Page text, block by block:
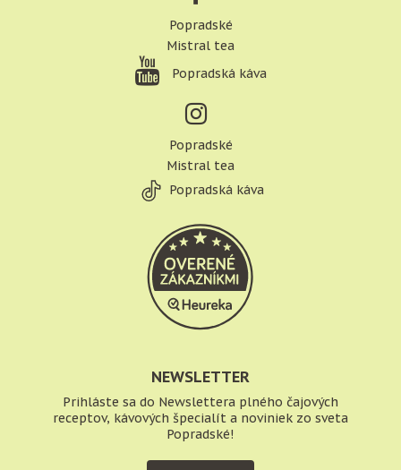
Popradské
Mistral tea
Popradská káva
Popradské
Mistral tea
Popradská káva
NEWSLETTER
Prihláste sa do Newslettera plného čajových
receptov, kávových špecialít a noviniek zo sveta
Popradské!